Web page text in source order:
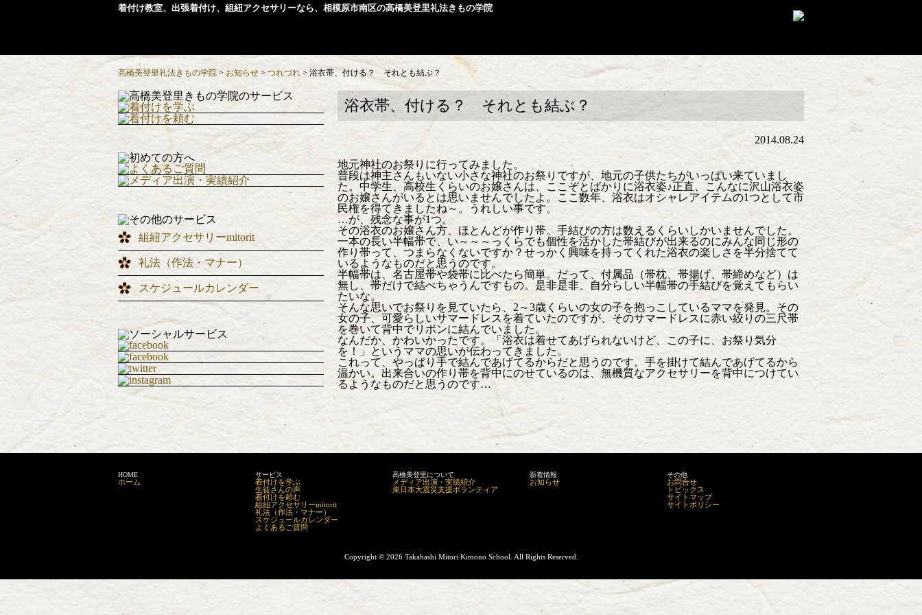
着付け教室、出張着付け、組紐アクセサリーなら、相模原市南区の高橋美登里礼法きもの学院
高橋美登里礼法きもの学院 > お知らせ > つれづれ > 浴衣帯、付ける？ それとも結ぶ？
浴衣帯、付ける？ それとも結ぶ？
2014.08.24
地元神社のお祭りに行ってみました。
普段は神主さんもいない小さな神社のお祭りですが、地元の子供たちがいっぱい来ていまし
た。中学生、高校生くらいのお嬢さんは、ここぞとばかりに浴衣姿♪正直、こんなに沢山浴衣姿
のお嬢さんがいるとは思いませんでしたよ。ここ数年、浴衣はオシャレアイテムの1つとして市
民権を得てきましたね～。うれしい事です。
…が、残念な事が1つ。
その浴衣のお嬢さん方、ほとんどが作り帯。手結びの方は数えるくらいしかいませんでした。
一本の長い半幅帯で、い～～～っくらでも個性を活かした帯結びが出来るのにみんな同じ形の
作り帯って、つまらなくないですか？せっかく興味を持ってくれた浴衣の楽しさを半分捨てて
いるようなものだと思うのです。
半幅帯は、名古屋帯や袋帯に比べたら簡単。だって、付属品（帯枕、帯揚げ、帯締めなど）は
無し、帯だけで結べちゃうんですもの。是非是非、自分らしい半幅帯の手結びを覚えてもらい
たいな。
そんな思いでお祭りを見ていたら、2～3歳くらいの女の子を抱っこしているママを発見。その
女の子、可愛らしいサマードレスを着ていたのですが、そのサマードレスに赤い絞りの三尺帯
を巻いて背中でリボンに結んでいました。
なんだか、かわいかったです。「浴衣は着せてあげられないけど、この子に、お祭り気分
を！」というママの思いが伝わってきました。
これって、やっぱり手で結んであげてるからだと思うのです。手を掛けて結んであげてるから
温かい。出来合いの作り帯を背中にのせているのは、無機質なアクセサリーを背中につけてい
るようなものだと思うのです…
組紐アクセサリーmitorit
礼法（作法・マナー）
スケジュールカレンダー
HOME
ホーム
サービス
着付けを学ぶ
生徒さんの声
着付けを頼む
組紐アクセサリーmitorit
礼法（作法・マナー）
スケジュールカレンダー
よくあるご質問
高橋美登里について
メディア出演・実績紹介
東日本大震災支援ボランティア
新着情報
お知らせ
その他
お問合せ
トピックス
サイトマップ
サイトポリシー
Copyright © 2026 Takahashi Mitori Kimono School. All Rights Reserved.